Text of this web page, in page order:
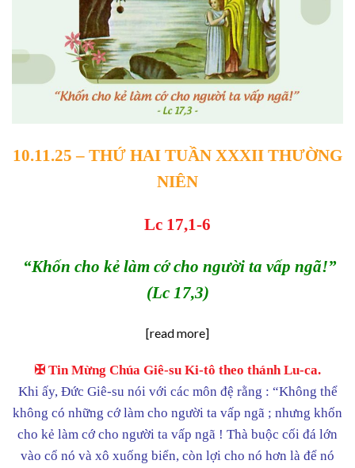
10.11.25 – THỨ HAI TUẦN XXXII THƯỜNG
NIÊN
Lc 17,1-6
“Khốn cho kẻ làm cớ cho người ta vấp ngã!”
(Lc 17,3)
[read more]
✠ Tin Mừng Chúa Giê-su Ki-tô theo thánh Lu-ca.
Khi ấy, Đức Giê-su nói với các môn đệ rằng : “Không thể
không có những cớ làm cho người ta vấp ngã ; nhưng khốn
cho kẻ làm cớ cho người ta vấp ngã ! Thà buộc cối đá lớn
vào cổ nó và xô xuống biển, còn lợi cho nó hơn là để nó